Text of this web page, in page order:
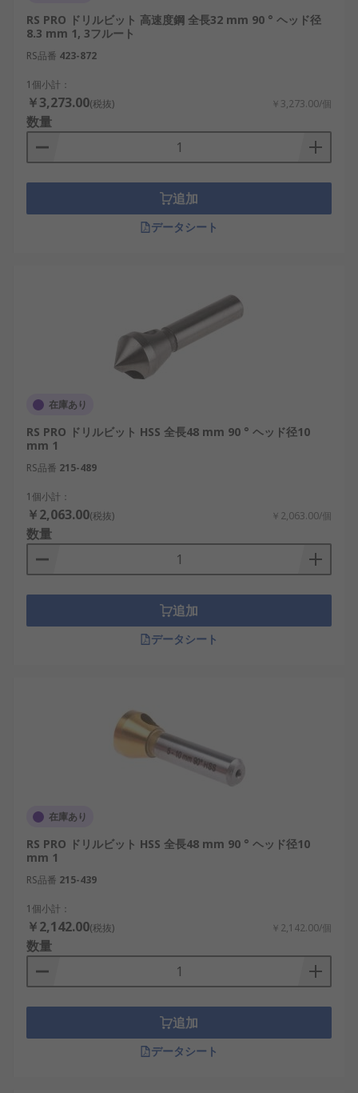
RS PRO ドリルビット 高速度鋼 全長32 mm 90 ° ヘッド径
8.3 mm 1, 3フルート
RS品番 423-872
1個小計：
￥3,273.00(税抜) ￥3,273.00/個
数量
追加
データシート
在庫あり
RS PRO ドリルビット HSS 全長48 mm 90 ° ヘッド径10
mm 1
RS品番 215-489
1個小計：
￥2,063.00(税抜) ￥2,063.00/個
数量
追加
データシート
在庫あり
RS PRO ドリルビット HSS 全長48 mm 90 ° ヘッド径10
mm 1
RS品番 215-439
1個小計：
￥2,142.00(税抜) ￥2,142.00/個
数量
追加
データシート